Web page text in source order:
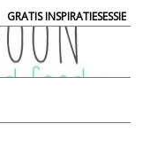
GRATIS INSPIRATIESESSIE